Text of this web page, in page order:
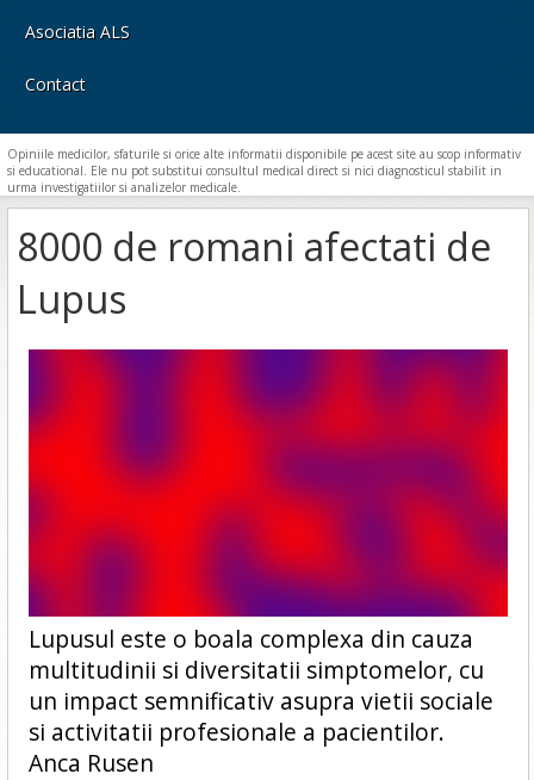
Asociatia ALS
Contact
Opiniile medicilor, sfaturile si orice alte informatii disponibile pe acest site au scop informativ
si educational. Ele nu pot substitui consultul medical direct si nici diagnosticul stabilit in
urma investigatiilor si analizelor medicale.
8000 de romani afectati de
Lupus
Lupusul este o boala complexa din cauza
multitudinii si diversitatii simptomelor, cu
un impact semnificativ asupra vietii sociale
si activitatii profesionale a pacientilor.
Anca Rusen